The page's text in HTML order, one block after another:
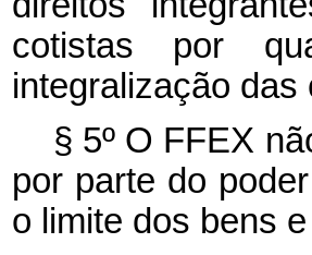
cotistas por
integralização
§ 5º O FFEX
por parte do
o limite dos bens